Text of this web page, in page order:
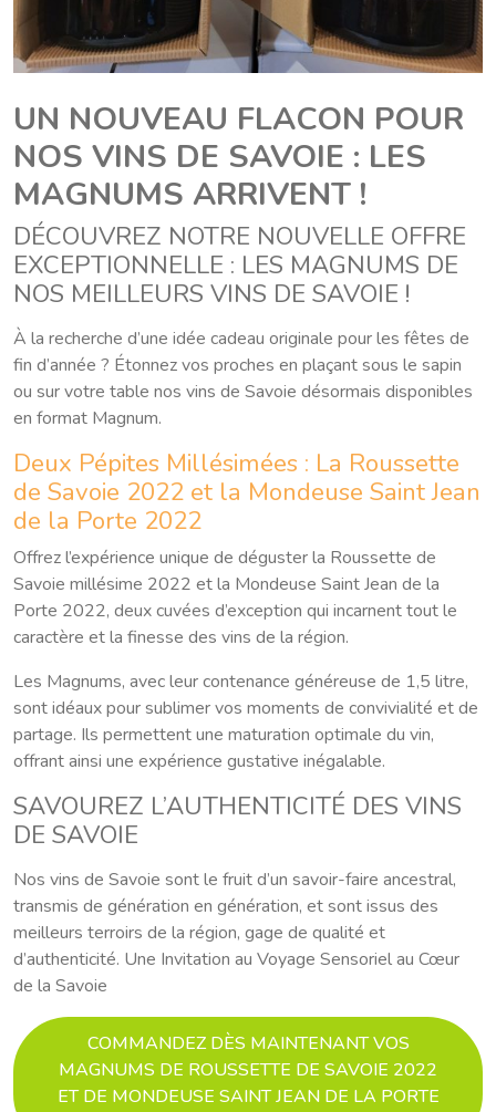
UN NOUVEAU FLACON POUR
NOS VINS DE SAVOIE : LES
MAGNUMS ARRIVENT !
DÉCOUVREZ NOTRE NOUVELLE OFFRE
EXCEPTIONNELLE : LES MAGNUMS DE
NOS MEILLEURS VINS DE SAVOIE !
À la recherche d’une idée cadeau originale pour les fêtes de
fin d’année ? Étonnez vos proches en plaçant sous le sapin
ou sur votre table nos vins de Savoie désormais disponibles
en format Magnum.
Deux Pépites Millésimées : La Roussette
de Savoie 2022 et la Mondeuse Saint Jean
de la Porte 2022
Offrez l’expérience unique de déguster la Roussette de
Savoie millésime 2022 et la Mondeuse Saint Jean de la
Porte 2022, deux cuvées d’exception qui incarnent tout le
caractère et la finesse des vins de la région.
Les Magnums, avec leur contenance généreuse de 1,5 litre,
sont idéaux pour sublimer vos moments de convivialité et de
partage. Ils permettent une maturation optimale du vin,
offrant ainsi une expérience gustative inégalable.
SAVOUREZ L’AUTHENTICITÉ DES VINS
DE SAVOIE
Nos vins de Savoie sont le fruit d’un savoir-faire ancestral,
transmis de génération en génération, et sont issus des
meilleurs terroirs de la région, gage de qualité et
d’authenticité. Une Invitation au Voyage Sensoriel au Cœur
de la Savoie
COMMANDEZ DÈS MAINTENANT VOS
MAGNUMS DE ROUSSETTE DE SAVOIE 2022
ET DE MONDEUSE SAINT JEAN DE LA PORTE